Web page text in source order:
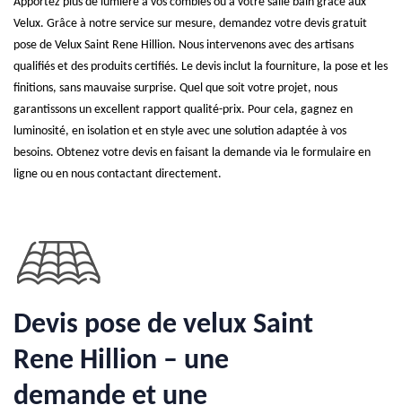
Velux. Grâce à notre service sur mesure, demandez votre devis gratuit
pose de Velux Saint Rene Hillion. Nous intervenons avec des artisans
qualifiés et des produits certifiés. Le devis inclut la fourniture, la pose et les
finitions, sans mauvaise surprise. Quel que soit votre projet, nous
garantissons un excellent rapport qualité-prix. Pour cela, gagnez en
luminosité, en isolation et en style avec une solution adaptée à vos
besoins. Obtenez votre devis en faisant la demande via le formulaire en
ligne ou en nous contactant directement.
Devis pose de velux Saint
Rene Hillion – une
demande et une